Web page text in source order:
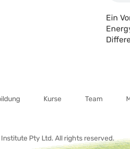
Ein
Kurse Team
Pty Ltd. All rights reserved.